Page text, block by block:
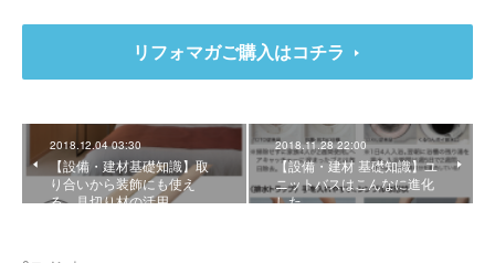
リフォマガご購入はコチラ
2018.12.04 03:30
【設備・建材基礎知識】取
り合いから装飾にも使え
る 見切り材の活用
2018.11.28 22:00
【設備・建材 基礎知識】ユ
ニットバスはこんなに進化
した